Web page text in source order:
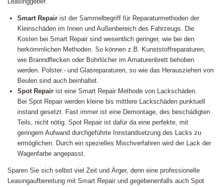
Smart Repair ist der Sammelbegriff für Reparaturmethoden der
Kleinschäden im Innen und Außenbereich des Fahrzeugs. Die
Kosten bei Smart Repair sind wesentlich geringer, wie bei den
herkömmlichen Methoden. So können z.B. Kunststoffreparaturen,
wie Branndflecken oder Bohrlöcher im Amaturenbrett behoben
werden. Polster.- und Glasreparaturen, so wie das Herausziehen von
Beulen sind auch beinhaltet.
Spot Repair ist eine Smart Repair Methode von Lackschäden.
Bei Spot Repair werden kleine bis mittlere Lackschäden punktuell
instand gesetzt. Fast immer ist eine Demontage, des beschädigten
Teils, nicht nötig. Spot Repair ist dafür da eine perfekte, mit
geringem Aufwand durchgeführte Innstandsetzung des Lacks zu
ermöglichen. Durch ein spezielles Mischverfahren wird der Lack der
Wagenfarbe angepasst.
Sparen Sie sich selbst viel Zeit und Ärger, denn eine professionelle
Leasingaufbereitung mit Smart Repair und gegebenenfalls auch Spot